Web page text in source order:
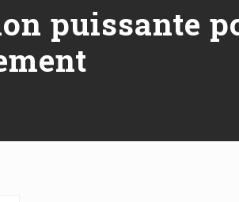
puissante